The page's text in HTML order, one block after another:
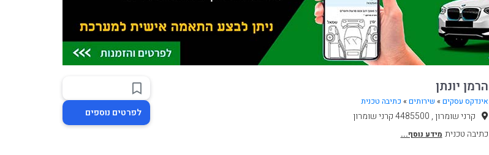
הרמן יונתן
אינדקס עסקים » שירותים » כתיבה טכנית
קרני שומרון , 4485500 קרני שומרון
כתיבה טכנית מידע נוסף...
לפרטים נוספים